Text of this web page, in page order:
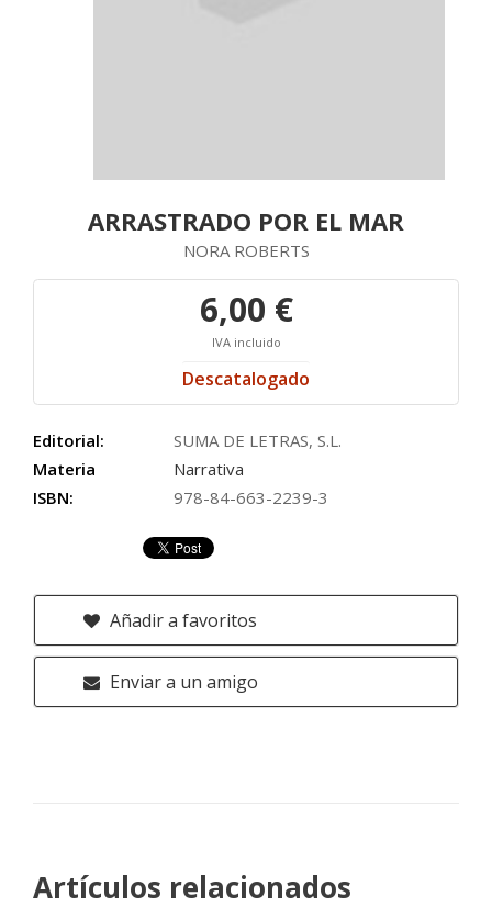
ARRASTRADO POR EL MAR
NORA ROBERTS
6,00 €
IVA incluido
Descatalogado
Editorial:
SUMA DE LETRAS, S.L.
Materia
Narrativa
ISBN:
978-84-663-2239-3
Añadir a favoritos
Enviar a un amigo
Artículos relacionados